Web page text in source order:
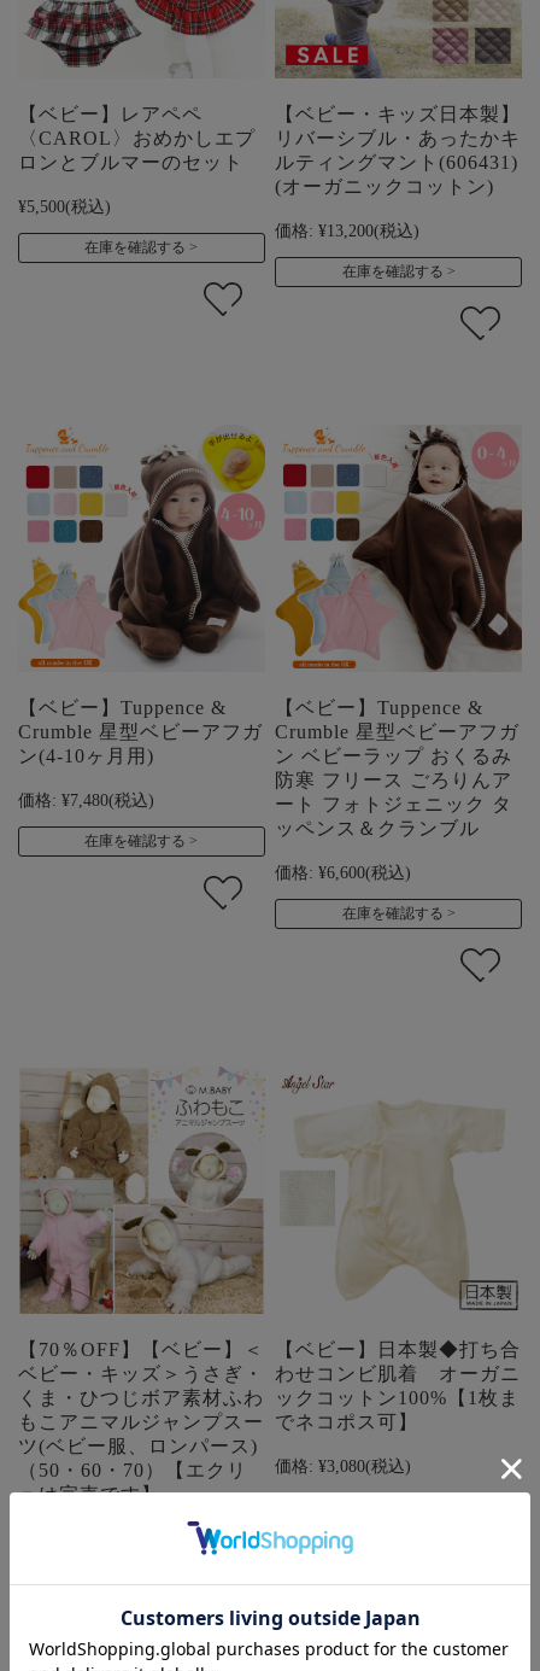
【ベビー】レアペペ
〈CAROL〉おめかしエプ
ロンとブルマーのセット
¥5,500(税込)
在庫を確認する
【ベビー・キッズ日本製】
リバーシブル・あったかキ
ルティングマント(606431)
(オーガニックコットン)
価格: ¥13,200(税込)
在庫を確認する
【ベビー】Tuppence &
Crumble 星型ベビーアフガ
ン(4-10ヶ月用)
価格: ¥7,480(税込)
在庫を確認する
【ベビー】Tuppence &
Crumble 星型ベビーアフガ
ン ベビーラップ おくるみ
防寒 フリース ごろりんア
ート フォトジェニック タ
ッペンス＆クランブル
価格: ¥6,600(税込)
在庫を確認する
【70％OFF】【ベビー】＜
ベビー・キッズ＞うさぎ・
くま・ひつじボア素材ふわ
もこアニマルジャンプスー
ツ(ベビー服、ロンパース)
（50・60・70）【エクリ
ュは完売です】
【ベビー】日本製◆打ち合
わせコンビ肌着 オーガニ
ックコットン100%【1枚ま
でネコポス可】
価格: ¥3,080(税込)